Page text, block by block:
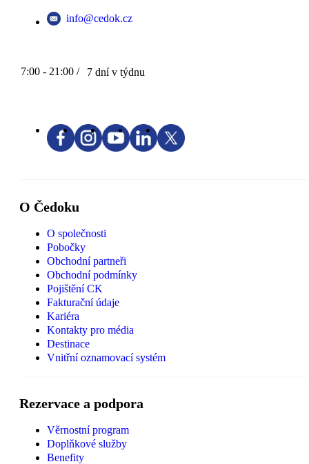
info@cedok.cz
7:00 - 21:00 / 7 dní v týdnu
O Čedoku
O společnosti
Pobočky
Obchodní partneři
Obchodní podmínky
Pojištění CK
Fakturační údaje
Kariéra
Kontakty pro média
Destinace
Vnitřní oznamovací systém
Rezervace a podpora
Věrnostní program
Doplňkové služby
Benefity